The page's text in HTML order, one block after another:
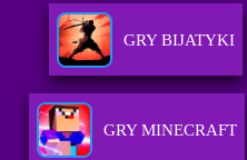
GRY BIJATYKI
GRY MINECRAFT